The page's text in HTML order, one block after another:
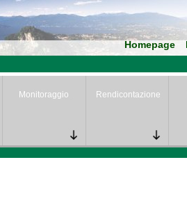
Homepage
Monitoraggio Rendicontazione